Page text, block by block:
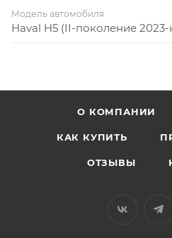
Модель автомобиля
Haval H5 (II-поколение 2023-
О КОМПАНИИ
КАК КУПИТЬ
ОТЗЫВЫ